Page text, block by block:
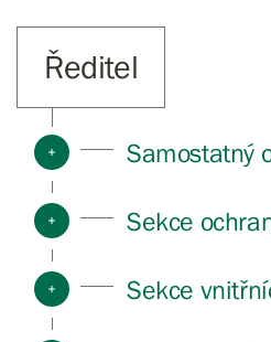
Ředitel
Samostatný
Sekce
Sekce